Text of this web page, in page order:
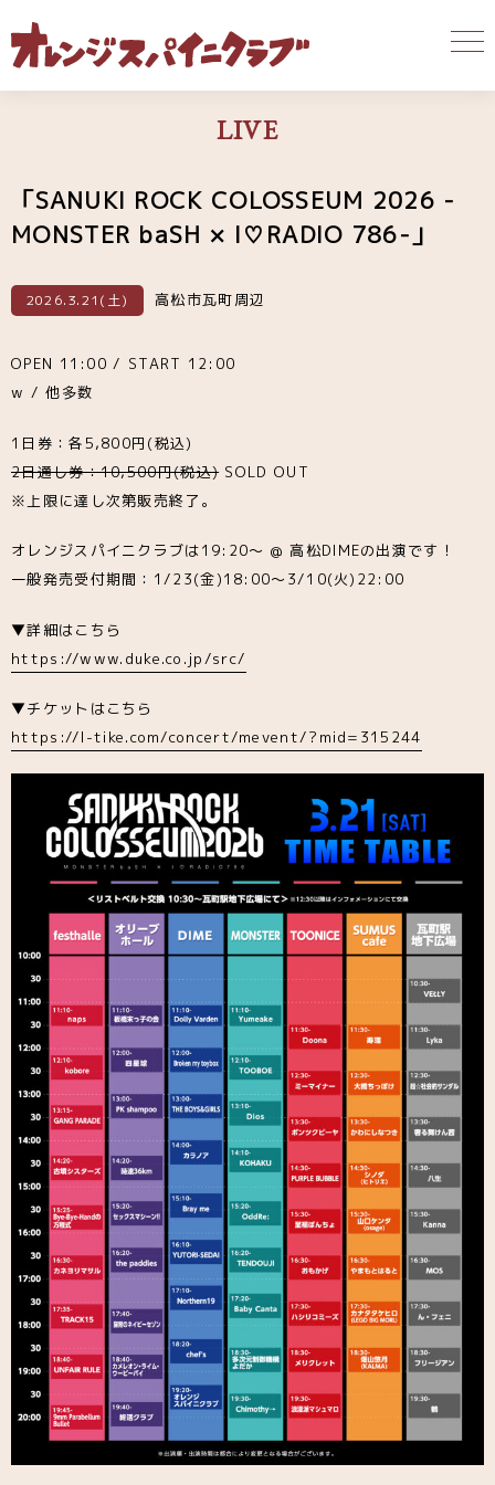
LIVE
「SANUKI ROCK COLOSSEUM 2026 -
MONSTER baSH × I♡RADIO 786-」
2026.3.21(土) 高松市瓦町周辺
OPEN 11:00 / START 12:00
w / 他多数
1日券：各5,800円(税込)
2日通し券：10,500円(税込)SOLD OUT
※上限に達し次第販売終了。
オレンジスパイニクラブは19:20〜 @ 高松DIMEの出演です！
一般発売受付期間：1/23(金)18:00〜3/10(火)22:00
▼詳細はこちら
https://www.duke.co.jp/src/
▼チケットはこちら
https://l-tike.com/concert/mevent/?mid=315244